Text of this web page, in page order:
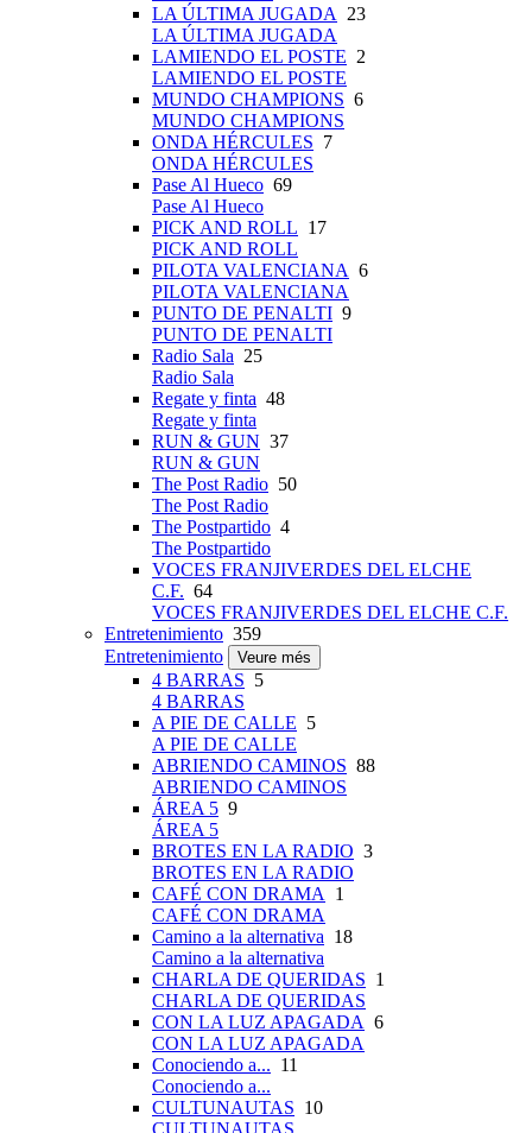
LA ÚLTIMA JUGADA
23
LA ÚLTIMA JUGADA
LAMIENDO EL POSTE 2
LAMIENDO EL POSTE
MUNDO CHAMPIONS 6
MUNDO CHAMPIONS
ONDA HÉRCULES 7
ONDA HÉRCULES
Pase Al Hueco 69
Pase Al Hueco
PICK AND ROLL 17
PICK AND ROLL
PILOTA VALENCIANA 6
PILOTA VALENCIANA
PUNTO DE PENALTI 9
PUNTO DE PENALTI
Radio Sala 25
Radio Sala
Regate y finta 48
Regate y finta
RUN & GUN 37
RUN & GUN
The Post Radio 50
The Post Radio
The Postpartido 4
The Postpartido
VOCES FRANJIVERDES DEL ELCHE
C.F. 64
VOCES FRANJIVERDES DEL ELCHE C.F.
Entretenimiento 359
Entretenimiento
Veure més
4 BARRAS 5
4 BARRAS
A PIE DE CALLE 5
A PIE DE CALLE
ABRIENDO CAMINOS 88
ABRIENDO CAMINOS
ÁREA 5 9
ÁREA 5
BROTES EN LA RADIO 3
BROTES EN LA RADIO
CAFÉ CON DRAMA
1
CAFÉ CON DRAMA
Camino a la alternativa 18
Camino a la alternativa
CHARLA DE QUERIDAS 1
CHARLA DE QUERIDAS
CON LA LUZ APAGADA 6
CON LA LUZ APAGADA
Conociendo a... 11
Conociendo a...
CULTUNAUTAS 10